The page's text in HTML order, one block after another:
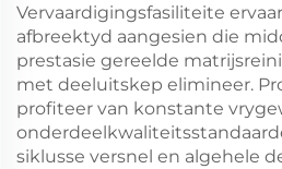
Vervaardigingsfasiliteite
afbreektyd aangesien die
prestasie gereelde
met deeluitskep elimineer.
profiteer van konstante
siklusse versnel en algehele